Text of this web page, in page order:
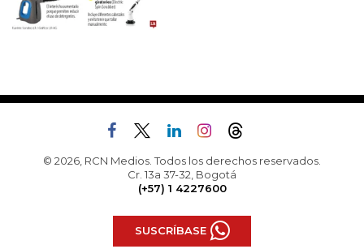
© 2026, RCN Medios. Todos los derechos reservados.
Cr. 13a 37-32, Bogotá
(+57) 1 4227600
SUSCRÍBASE